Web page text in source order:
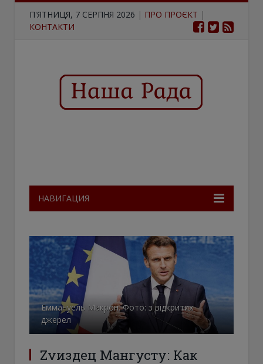
П'ЯТНИЦЯ, 7 СЕРПНЯ 2026 | ПРО ПРОЄКТ |
КОНТАКТИ
НАВИГАЦИЯ
Еммануель Макрон. Фото: з відкритих
джерел
Zvиздец Мангусту: Как